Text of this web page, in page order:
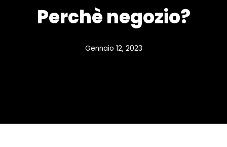
Perchè negozio?
Gennaio 12, 2023